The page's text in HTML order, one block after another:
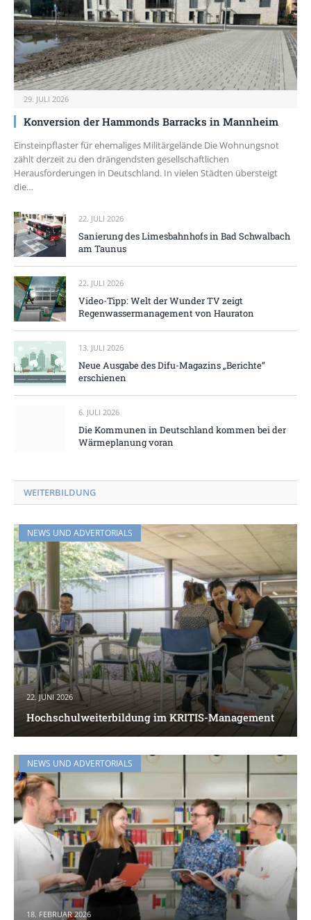
29. JULI 2026
Konversion der Hammonds Barracks in Mannheim
Einsteinpflaster für ehemaliges Militärgelände Die Wohnungsnot
zählt derzeit zu den drängendsten gesellschaftlichen
Herausforderungen in Deutschland. In vielen Städten übersteigt
die…
22. JULI 2026
Sanierung des Limesbahnhofs in Bad Schwalbach
am Taunus
22. JULI 2026
Video-Tipp: Welt der Wunder TV zeigt
Regenwassermanagement von Hauraton
13. JULI 2026
Neue Ausgabe des Difu-Magazins „Berichte“
erschienen
6. JULI 2026
Die Kommunen in Deutschland kommen bei der
Wärmeplanung voran
WEITERBILDUNG
NEWS UND ADVERTORIALS
22. JUNI 2026
Hochschulweiterbildung im KRITIS-Management
NEWS UND ADVERTORIALS
18. FEBRUAR 2026